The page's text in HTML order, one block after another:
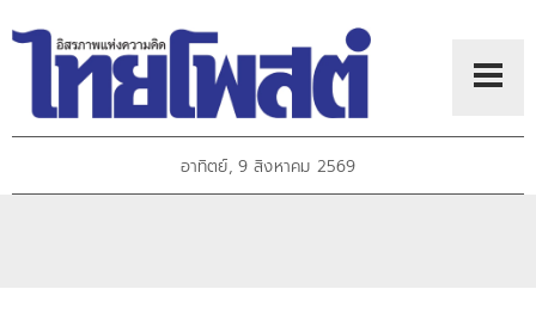
อาทิตย์, 9 สิงหาคม 2569